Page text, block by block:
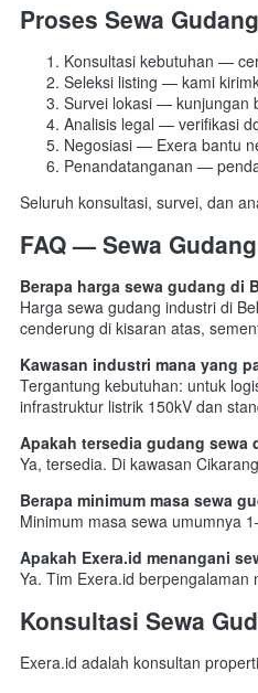
Proses Sewa
Konsultasi kebutuhan —
Seleksi listing — kami
Survei lokasi — kunjungan
Analisis legal — verifikasi
Negosiasi — Exera bantu
Penandatanganan —
Seluruh konsultasi, survei, dan
FAQ — Sewa
Berapa harga sewa gudang di
Harga sewa gudang industri di
cenderung di kisaran atas,
Kawasan industri mana yang
Tergantung kebutuhan: untuk
infrastruktur listrik 150kV dan
Apakah tersedia gudang sewa
Ya, tersedia. Di kawasan
Berapa minimum masa sewa
Minimum masa sewa umumnya
Apakah Exera.id menangani
Ya. Tim Exera.id
Konsultasi Sewa
Exera.id adalah konsultan